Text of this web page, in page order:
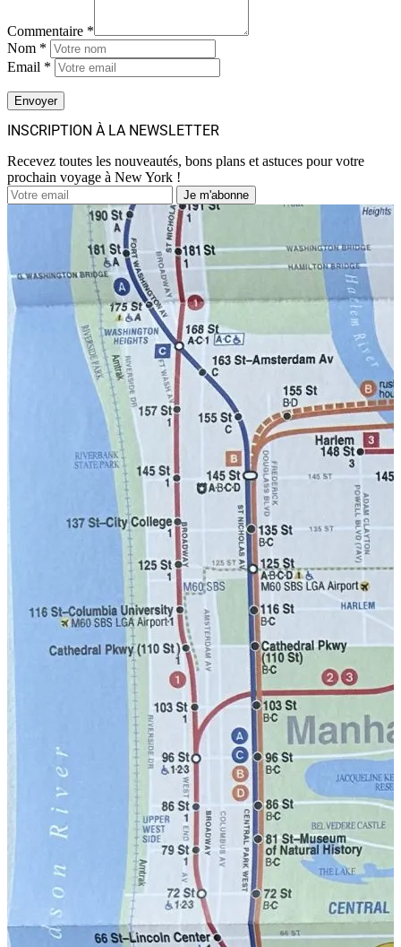
Commentaire *
Nom *
Email *
INSCRIPTION À LA NEWSLETTER
Recevez toutes les nouveautés, bons plans et astuces pour votre
prochain voyage à New York !
Je m'abonne